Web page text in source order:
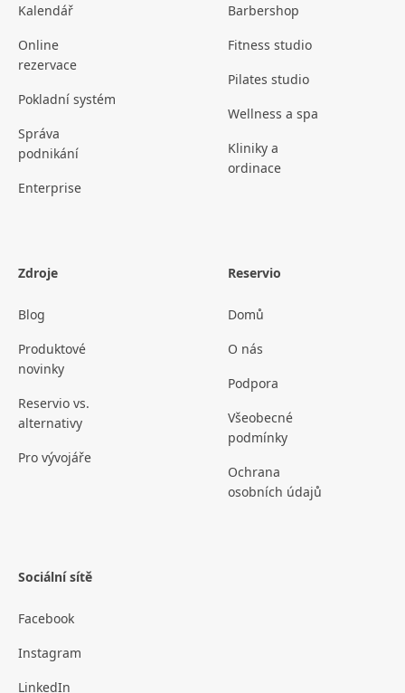
Kalendář
Online
rezervace
Pokladní systém
Správa
podnikání
Enterprise
Barbershop
Fitness studio
Pilates studio
Wellness a spa
Kliniky a
ordinace
Zdroje
Blog
Produktové
novinky
Reservio vs.
alternativy
Pro vývojáře
Reservio
Domů
O nás
Podpora
Všeobecné
podmínky
Ochrana
osobních údajů
Sociální sítě
Facebook
Instagram
LinkedIn